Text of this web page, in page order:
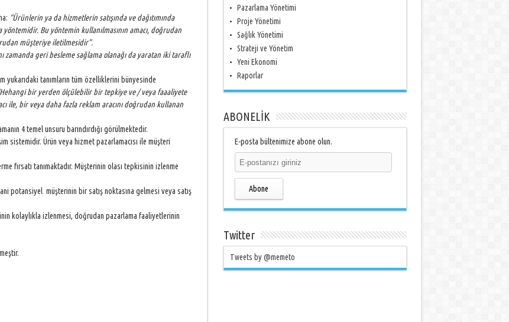
“Ürünlerin ya da hizmetlerin satışında ve dağıtımında
Bu yöntemin kullanılmasının amacı, doğrudan
müşteriye iletilmesidir”.
zamanda geri besleme sağlama olanağı da yaratan iki taraflı
yukarıdaki tanımların tüm özelliklerini bünyesinde
bir yerden ölçülebilir bir tepkiye ve / veya faaaliyete
ile, bir veya daha fazla reklam aracını doğrudan kullanan
4 temel unsuru barındırdığı görülmektedir.
Ürün veya hizmet pazarlamacısı ile müşteri
fırsatı tanımaktadır. Müşterinin olası tepkisinin izlenme
müşterinin bir satış noktasına gelmesi veya satış
kolaylıkla izlenmesi, doğrudan pazarlama faaliyetlerinin
Pazarlama Yönetimi
Proje Yönetimi
Sağlık Yönetimi
Strateji ve Yönetim
Yeni Ekonomi
Raporlar
ABONELİK
E-posta bültenimize abone olun.
Abone
Twitter
Tweets by @memeto